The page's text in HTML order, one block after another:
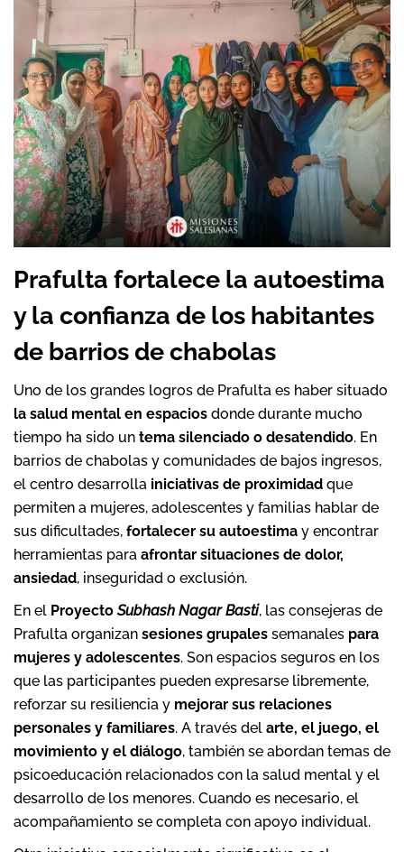
Prafulta fortalece la autoestima
y la confianza de los habitantes
de barrios de chabolas
Uno de los grandes logros de Prafulta es haber situado
la salud mental en espacios donde durante mucho
tiempo ha sido un tema silenciado o desatendido. En
barrios de chabolas y comunidades de bajos ingresos,
el centro desarrolla iniciativas de proximidad que
permiten a mujeres, adolescentes y familias hablar de
sus dificultades, fortalecer su autoestima y encontrar
herramientas para afrontar situaciones de dolor,
ansiedad, inseguridad o exclusión.
En el Proyecto Subhash Nagar Basti, las consejeras de
Prafulta organizan sesiones grupales semanales para
mujeres y adolescentes. Son espacios seguros en los
que las participantes pueden expresarse libremente,
reforzar su resiliencia y mejorar sus relaciones
personales y familiares. A través del arte, el juego, el
movimiento y el diálogo, también se abordan temas de
psicoeducación relacionados con la salud mental y el
desarrollo de los menores. Cuando es necesario, el
acompañamiento se completa con apoyo individual.